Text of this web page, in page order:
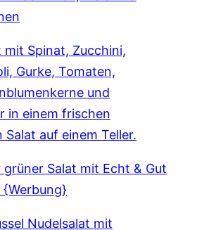
grüner Salat mit Echt & Gut
{Werbung}